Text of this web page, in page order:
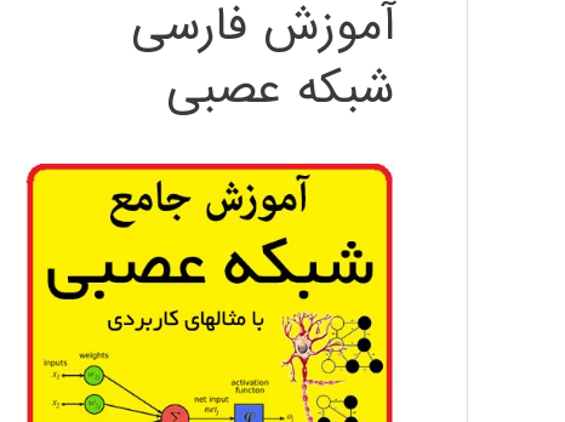
آموزش فارسی
شبکه عصبی